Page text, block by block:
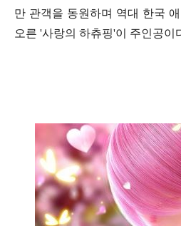
만 관객을 동원하며 역대 한국
오른 '사랑의 하츄핑'이 주인공이